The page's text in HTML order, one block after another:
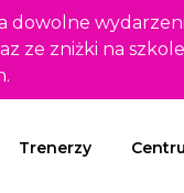
dowolne
ze zniżki na
Trenerzy